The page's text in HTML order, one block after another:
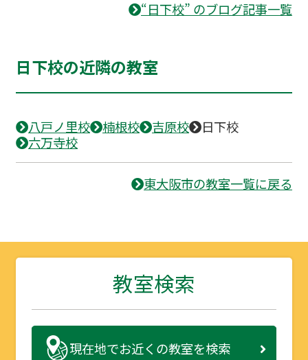
“日下校” のブログ記事一覧
日下校の近隣の教室
八戸ノ里校 楠根校 吉原校
日下校
六万寺校
東大阪市の教室一覧に戻る
教室検索
現在地でお近くの教室を検索